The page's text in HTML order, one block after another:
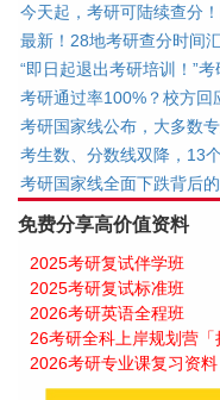
今天起，考研可陆续查分
最新！28地考研查分时间
“即日起退出考研培训！”
考研通过率100%？校方回
考研国家线公布，大多数
考生数、分数线双降，13
考研国家线全面下跌背后
免费分享高价值资料
2025考研复试伴学班
2025考研复试标准班
2026考研英语全程班
26考研全科上岸规划营「
2026考研专业课复习资料